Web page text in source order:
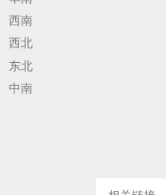
西南
西北
东北
中南